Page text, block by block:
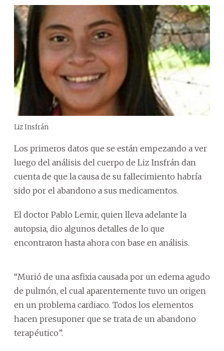
Liz Insfrán
Los primeros datos que se están empezando a ver
luego del análisis del cuerpo de Liz Insfrán dan
cuenta de que la causa de su fallecimiento habría
sido por el abandono a sus medicamentos.
El doctor Pablo Lemir, quien lleva adelante la
autopsia, dio algunos detalles de lo que
encontraron hasta ahora con base en análisis.
“Murió de una asfixia causada por un edema agudo
de pulmón, el cual aparentemente tuvo un origen
en un problema cardiaco. Todos los elementos
hacen presuponer que se trata de un abandono
terapéutico”.